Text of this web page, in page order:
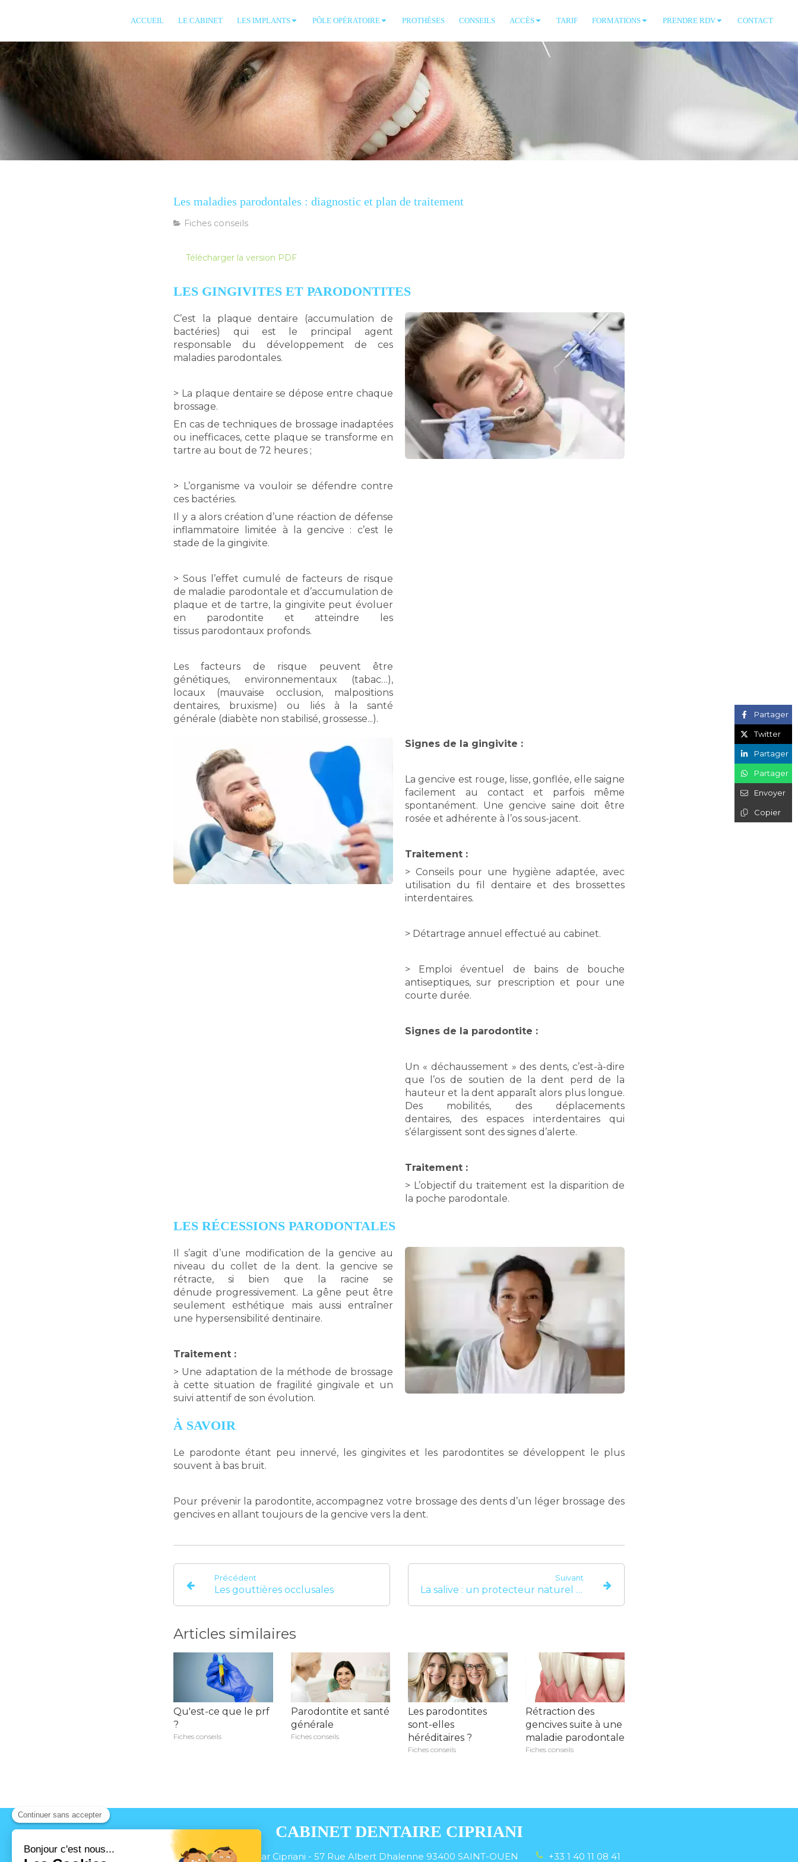
ACCUEIL LE CABINET LES IMPLANTS PÔLE OPÉRATOIRE PROTHÈSES CONSEILS ACCÈS TARIF FORMATIONS PRENDRE RDV CONTACT
Les maladies parodontales : diagnostic et plan de traitement
Fiches conseils
Télécharger la version PDF
LES GINGIVITES ET PARODONTITES
C’est la plaque dentaire (accumulation de
bactéries) qui est le principal agent
responsable du développement de ces
maladies parodontales.
> La plaque dentaire se dépose entre chaque
brossage.
En cas de techniques de brossage inadaptées
ou inefficaces, cette plaque se transforme en
tartre au bout de 72 heures ;
> L’organisme va vouloir se défendre contre
ces bactéries.
Il y a alors création d’une réaction de défense
inflammatoire limitée à la gencive : c’est le
stade de la gingivite.
> Sous l’effet cumulé de facteurs de risque
de maladie parodontale et d’accumulation de
plaque et de tartre, la gingivite peut évoluer
en parodontite et atteindre les
tissus parodontaux profonds.
Les facteurs de risque peuvent être
génétiques, environnementaux (tabac…),
locaux (mauvaise occlusion, malpositions
dentaires, bruxisme) ou liés à la santé
générale (diabète non stabilisé, grossesse...).
Signes de la gingivite :
La gencive est rouge, lisse, gonflée, elle saigne
facilement au contact et parfois même
spontanément. Une gencive saine doit être
rosée et adhérente à l’os sous-jacent.
Traitement :
> Conseils pour une hygiène adaptée, avec
utilisation du fil dentaire et des brossettes
interdentaires.
> Détartrage annuel effectué au cabinet.
> Emploi éventuel de bains de bouche
antiseptiques, sur prescription et pour une
courte durée.
Signes de la parodontite :
Un « déchaussement » des dents, c’est-à-dire
que l’os de soutien de la dent perd de la
hauteur et la dent apparaît alors plus longue.
Des mobilités, des déplacements
dentaires, des espaces interdentaires qui
s’élargissent sont des signes d’alerte.
Traitement :
> L’objectif du traitement est la disparition de
la poche parodontale.
LES RÉCESSIONS PARODONTALES
Il s’agit d’une modification de la gencive au
niveau du collet de la dent. la gencive se
rétracte, si bien que la racine se
dénude progressivement. La gêne peut être
seulement esthétique mais aussi entraîner
une hypersensibilité dentinaire.
Traitement :
> Une adaptation de la méthode de brossage
à cette situation de fragilité gingivale et un
suivi attentif de son évolution.
À SAVOIR
Le parodonte étant peu innervé, les gingivites et les parodontites se développent le plus
souvent à bas bruit.
Pour prévenir la parodontite, accompagnez votre brossage des dents d’un léger brossage des
gencives en allant toujours de la gencive vers la dent.
Précédent
Les gouttières occlusales
Suivant
La salive : un protecteur naturel de notre bouche
Articles similaires
Qu'est-ce que le prf
?
Fiches conseils
Parodontite et santé
générale
Fiches conseils
Les parodontites
sont-elles
héréditaires ?
Fiches conseils
Rétraction des
gencives suite à une
maladie parodontale
Fiches conseils
Partager
Twitter
Partager
Partager
Envoyer
Copier
CABINET DENTAIRE CIPRIANI
2 Bis Rue Amilcar Cipriani - 57 Rue Albert Dhalenne 93400 SAINT-OUEN +33 1 40 11 08 41